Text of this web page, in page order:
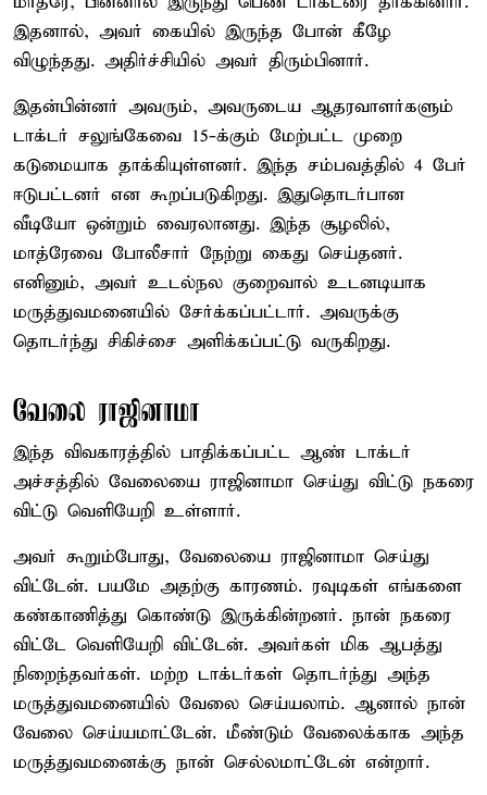
இதனால், அவர் கையில் இருந்த போன் கீழே
விழுந்தது. அதிர்ச்சியில் அவர் திரும்பினார்.
இதன்பின்னர் அவரும், அவருடைய ஆதரவாளர்களும்
டாக்டர் சலுங்கேவை 15-க்கும் மேற்பட்ட முறை
கடுமையாக தாக்கியுள்ளனர். இந்த சம்பவத்தில் 4 பேர்
ஈடுபட்டனர் என கூறப்படுகிறது. இதுதொடர்பான
வீடியோ ஒன்றும் வைரலானது. இந்த சூழலில்,
மாத்ரேவை போலீசார் நேற்று கைது செய்தனர்.
எனினும், அவர் உடல்நல குறைவால் உடனடியாக
மருத்துவமனையில் சேர்க்கப்பட்டார். அவருக்கு
தொடர்ந்து சிகிச்சை அளிக்கப்பட்டு வருகிறது.
வேலை ராஜினாமா
இந்த விவகாரத்தில் பாதிக்கப்பட்ட ஆண் டாக்டர்
அச்சத்தில் வேலையை ராஜினாமா செய்து விட்டு நகரை
விட்டு வெளியேறி உள்ளார்.
அவர் கூறும்போது, வேலையை ராஜினாமா செய்து
விட்டேன். பயமே அதற்கு காரணம். ரவுடிகள் எங்களை
கண்காணித்து கொண்டு இருக்கின்றனர். நான் நகரை
விட்டே வெளியேறி விட்டேன். அவர்கள் மிக ஆபத்து
நிறைந்தவர்கள். மற்ற டாக்டர்கள் தொடர்ந்து அந்த
மருத்துவமனையில் வேலை செய்யலாம். ஆனால் நான்
வேலை செய்யமாட்டேன். மீண்டும் வேலைக்காக அந்த
மருத்துவமனைக்கு நான் செல்லமாட்டேன் என்றார்.